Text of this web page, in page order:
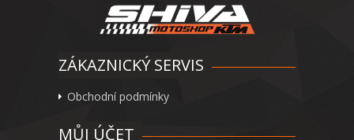
ZÁKAZNICKÝ SERVIS
Obchodní podmínky
MŮJ ÚČET